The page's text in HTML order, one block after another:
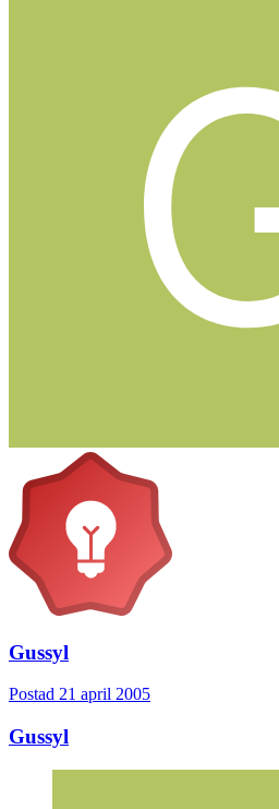
Gussyl
Postad 21 april 2005
Gussyl